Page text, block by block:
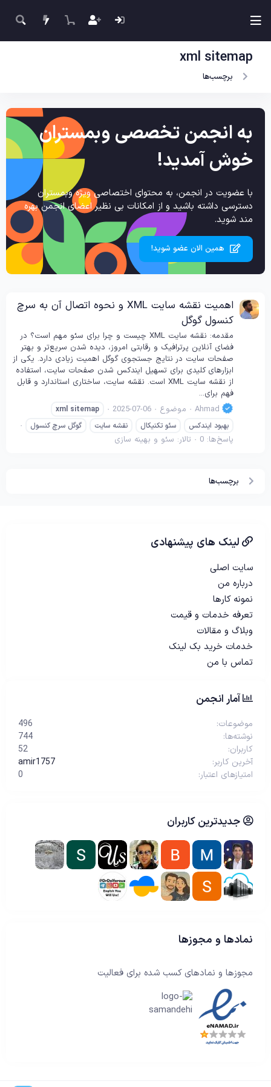
xml sitemap
برچسب‌ها
به انجمن تخصصی وبمستران
خوش آمدید!
با عضویت در انجمن، به محتوای اختصاصی ویژه وبمستران
دسترسی داشته باشید و از امکانات بی نظیر اعضای انجمن بهره
مند شوید.
همین الان عضو شوید!
اهمیت نقشه سایت XML و نحوه اتصال آن به سرچ
کنسول گوگل
مقدمه: نقشه سایت XML چیست و چرا برای سئو مهم است؟ در
فضای آنلاین پرترافیک و رقابتی امروز، دیده شدن سریع‌تر و بهتر
صفحات سایت در نتایج جستجوی گوگل اهمیت زیادی دارد. یکی از
ابزارهای کلیدی برای تسهیل ایندکس شدن صفحات سایت، استفاده
از نقشه سایت XML است. نقشه سایت، ساختاری استاندارد و قابل
فهم برای...
Ahmad
موضوع 2025-07-06
xml sitemap
بهبود ایندکس
سئو تکنیکال نقشه سایت گوگل سرچ کنسول
پاسخ‌ها: 0 تالار: سئو و بهینه سازی
برچسب‌ها
لینک های پیشنهادی
سایت اصلی
درباره من
نمونه کارها
تعرفه خدمات و قیمت
وبلاگ و مقالات
خدمات خرید بک لینک
تماس با من
آمار انجمن
موضوعات
496
نوشته‌ها
744
کاربران
52
آخرین کاربر
amir1757
امتیازهای اعتبار
0
جدیدترین کاربران
نمادها و مجوزها
مجوزها و نمادهای کسب شده برای فعالیت